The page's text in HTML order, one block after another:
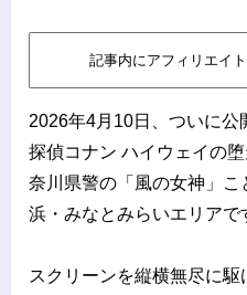
記事内にアフィリエイ
2026年4月10日、ついに公
探偵コナン ハイウェイの
奈川県警の「風の女神」
浜・みなとみらいエリアで
スクリーンを縦横無尽に駆